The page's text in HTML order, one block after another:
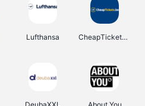
Lufthansa CheapTickets.be